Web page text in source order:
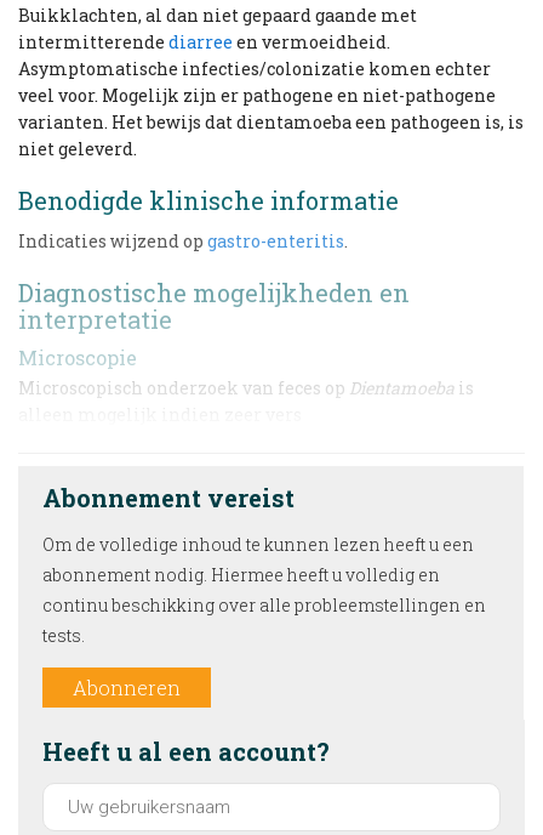
Buikklachten, al dan niet gepaard gaande met
intermitterende diarree en vermoeidheid.
Asymptomatische infecties/colonizatie komen echter
veel voor. Mogelijk zijn er pathogene en niet-pathogene
varianten. Het bewijs dat dientamoeba een pathogeen is, is
niet geleverd.
Benodigde klinische informatie
Indicaties wijzend op gastro-enteritis.
Diagnostische mogelijkheden en
interpretatie
Microscopie
Microscopisch onderzoek van feces op Dientamoeba is
Abonnement vereist
Om de volledige inhoud te kunnen lezen heeft u een
abonnement nodig. Hiermee heeft u volledig en
continu beschikking over alle probleemstellingen en
tests.
Abonneren
Heeft u al een account?